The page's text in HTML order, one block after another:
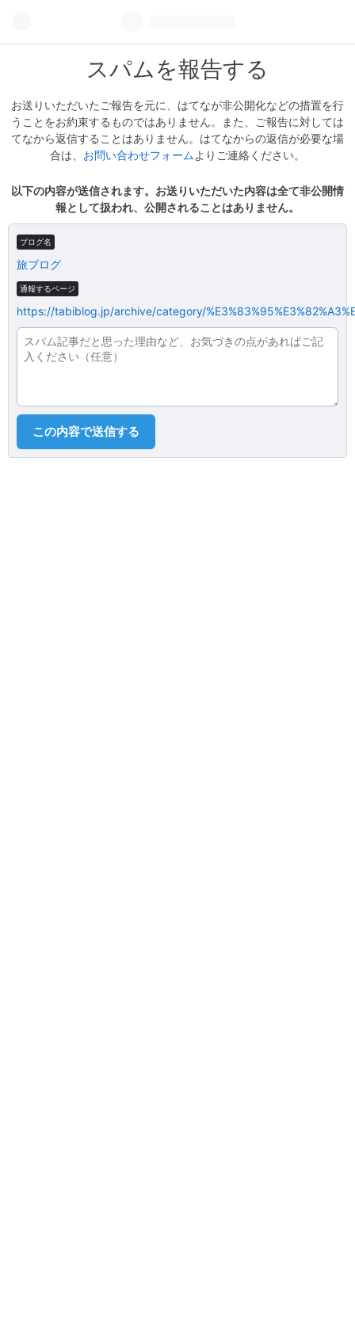
スパムを報告する
お送りいただいたご報告を元に、はてなが非公開化などの措置を行
うことをお約束するものではありません。また、ご報告に対しては
てなから返信することはありません。はてなからの返信が必要な場
合は、 お問い合わせフォームよりご連絡ください。
以下の内容が送信されます。お送りいただいた内容は全て非公開情
報として扱われ、公開されることはありません。
ブログ名
旅ブログ
通報するページ
https://tabiblog.jp/archive/category/